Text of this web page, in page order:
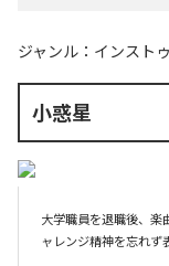
ジャンル： インスト
小惑星
大学職員を退職後、楽
ャレンジ精神を忘れず